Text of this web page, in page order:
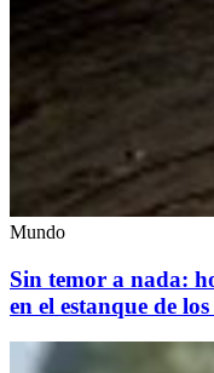
Mundo
Sin temor a nada:
en el estanque de